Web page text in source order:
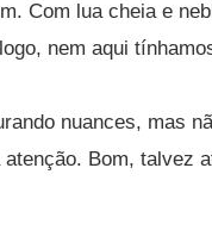
Com lua cheia e
nem aqui
nuances, mas
Bom, talvez